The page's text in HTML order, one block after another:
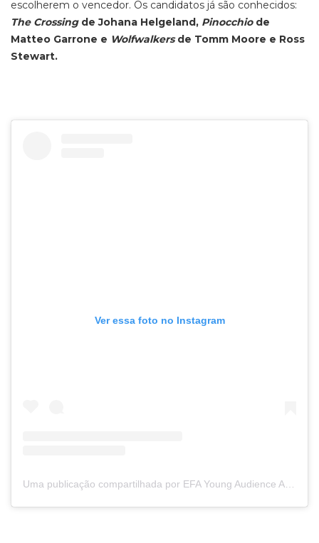
escolherem o vencedor. Os candidatos já são conhecidos:
The Crossing de Johana Helgeland, Pinocchiode
Matteo Garrone e Wolfwalkersde Tomm Moore e Ross
Stewart.
Ver essa foto no Instagram
Uma publicação compartilhada por EFA Young Audience Award (@youngaudienceaward)